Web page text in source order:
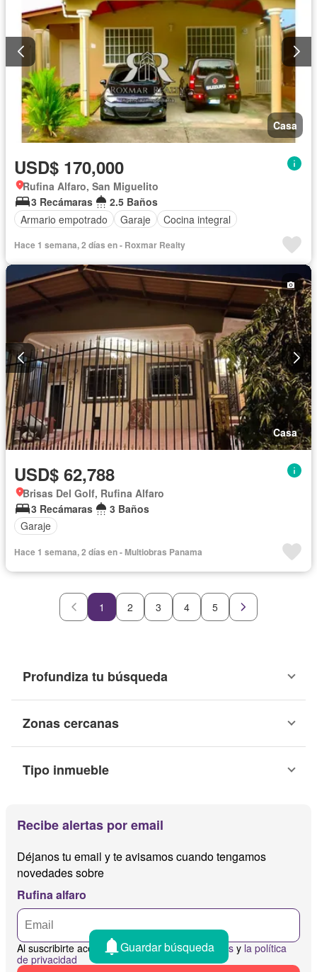
Casa
USD$ 170,000
Rufina Alfaro, San Miguelito
3 Recámaras
2.5 Baños
Armario empotrado
Garaje Cocina integral
Hace 1 semana, 2 días en - Roxmar Realty
Casa
USD$ 62,788
Brisas Del Golf, Rufina Alfaro
3 Recámaras
3 Baños
Garaje
Hace 1 semana, 2 días en - Multiobras Panama
1 2 3 4 5
Profundiza tu búsqueda
Zonas cercanas
Tipo inmueble
Recibe alertas por email
Déjanos tu email y te avisamos cuando tengamos
novedades sobre
Rufina alfaro
Al suscribirte aceptas los términos y condiciones y la política
de privacidad
Guardar búsqueda